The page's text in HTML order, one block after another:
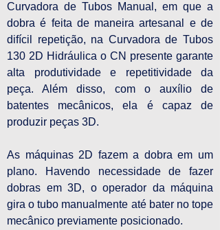
Curvadora de Tubos Manual, em que a
dobra é feita de maneira artesanal e de
difícil repetição, na Curvadora de Tubos
130 2D Hidráulica o CN presente garante
alta produtividade e repetitividade da
peça. Além disso, com o auxílio de
batentes mecânicos, ela é capaz de
produzir peças 3D.
As máquinas 2D fazem a dobra em um
plano. Havendo necessidade de fazer
dobras em 3D, o operador da máquina
gira o tubo manualmente até bater no tope
mecânico previamente posicionado.